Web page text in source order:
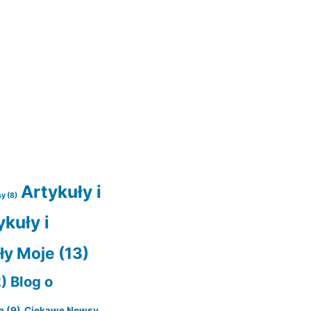
(8) Artykuły i
i
Moje (13)
Blog o